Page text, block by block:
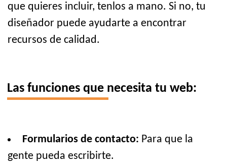
que quieres incluir, tenlos a mano. Si no, tu
diseñador puede ayudarte a encontrar
recursos de calidad.
Las funciones que necesita tu web:
Formularios de contacto: Para que la
gente pueda escribirte.